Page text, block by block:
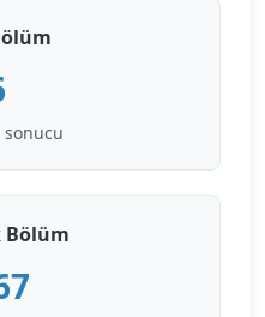
sonucu
Bölüm